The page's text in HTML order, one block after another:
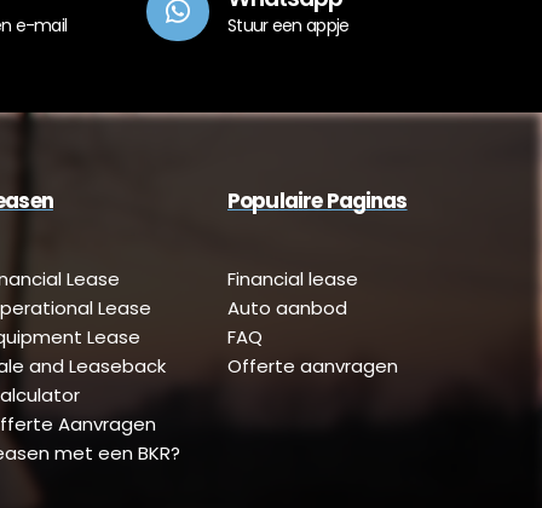
e-mail Stuur een appje
Lease
Lease
Lease
and Leaseback
Aanvragen
met een BKR?
Populaire Paginas
Financial lease
Auto aanbod
FAQ
Offerte aanvragen